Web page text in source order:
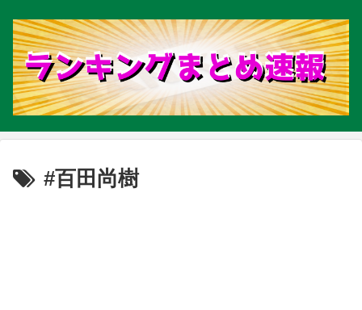
#百田尚樹